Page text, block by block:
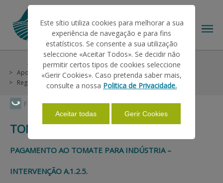
Faça Swipe para ver o menu
O IFAP
AJUDAS/APOIOS
INFORMAÇÕES
ESTATÍSTICAS
Ajudas/Apoios
Ajudas no Pedido Único
Apoios Associados
Superfícies
Tomate
Regras e Informações Básicas
TOMATE
PAGAMENTO AO TOMATE PARA INDÚSTRIA –
INTERVENÇÃO A.1.2.5.
Este sítio utiliza cookies para melhorar a sua
experiência de navegação e para fins
estatísticos. Se consente a sua utilização
seleccione «Aceitar Todos». Se decidir não
permitir certos tipos de cookies seleccione
«Gerir Cookies». Caso pretenda saber mais,
consulte a nossa Politica de Privacidade.
Aceitar todas Gerir Cookies